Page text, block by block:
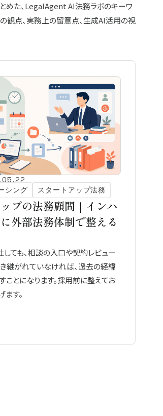
めた、LegalAgent AI法務ラボのキーワ
観点、実務上の留意点、生成AI活用の視
シング
スタートアップ法務
プの法務顧問｜インハ
外部法務体制で整える
しても、相談の入口や契約レビュー
継がれていなければ、過去の経緯
ことになります。採用前に整えてお
す。